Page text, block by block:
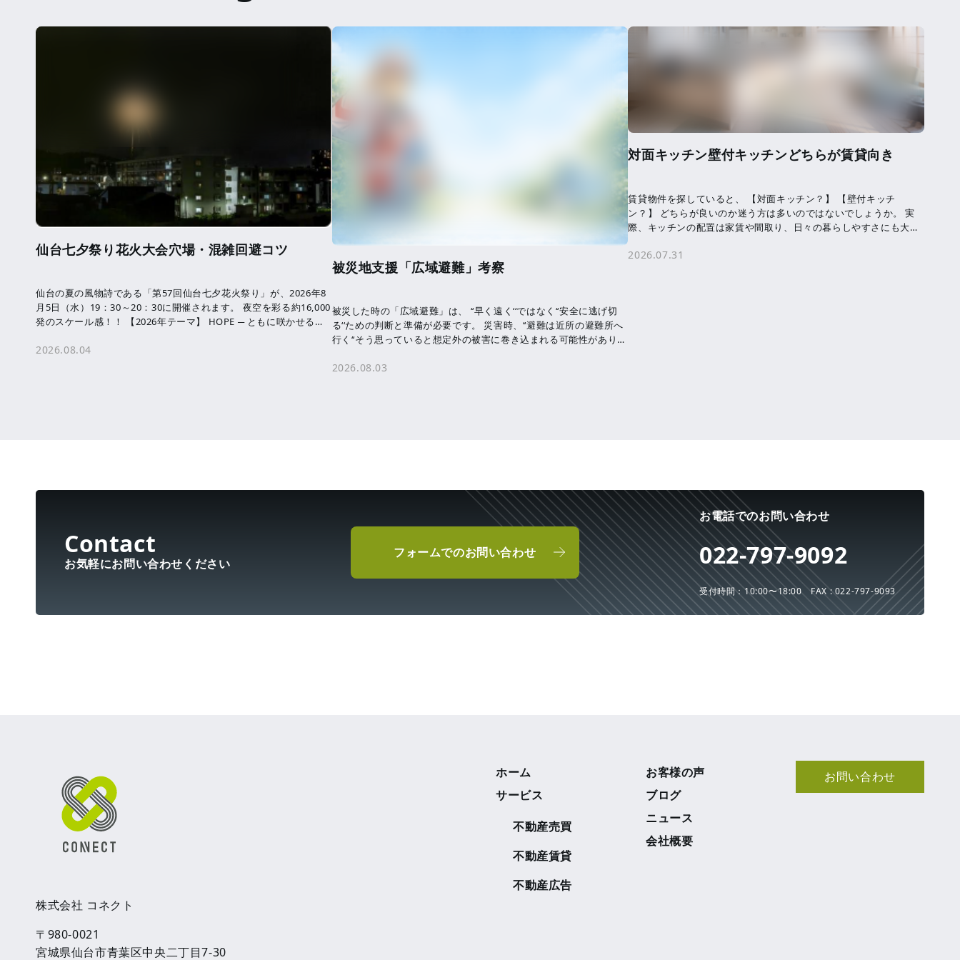
仙台七夕祭り花火大会穴場・混雑回避コツ
仙台の夏の風物詩である「第57回仙台七夕花火祭り」が、2026年8
月5日（水）19：30～20：30に開催されます。 夜空を彩る約16,000
発のスケール感！！ 【2026年テーマ】 HOPE ─ ともに咲かせる、
2026.08.04
被災地支援「広域避難」考察
被災した時の「広域避難」は、 ‘‘早く遠く‘‘ではなく‘‘安全に逃げ切
る‘‘ための判断と準備が必要です。 災害時、‘‘避難は近所の避難所へ
行く‘‘そう思っていると想定外の被害に巻き込まれる可能性がありま
2026.08.03
対面キッチン壁付キッチンどちらが賃貸向き
賃貸物件を探していると、 【対面キッチン？】 【壁付キッチ
ン？】 どちらが良いのか迷う方は多いのではないでしょうか。 実
際、キッチンの配置は家賃や間取り、日々の暮らしやすさにも大き
2026.07.31
お気軽にお問い合わせください
フォームでのお問い合わせ
お電話でのお問い合わせ
022-797-9092
受付時間：10:00〜18:00FAX : 022-797-9093
株式会社 コネクト
〒980-0021
宮城県仙台市青葉区中央二丁目7-30
ホーム
サービス
不動産売買
不動産賃貸
不動産広告
お客様の声
ブログ
ニュース
会社概要
お問い合わせ